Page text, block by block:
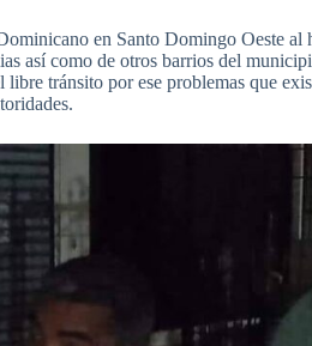
en Santo Domingo Oeste al
así como de otros barrios del
libre tránsito por ese problemas que